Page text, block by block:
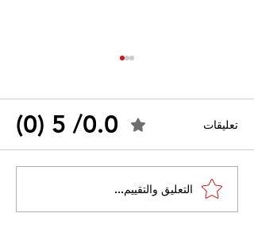
القضاء الإداري يقضي بحل
نقابة "كنابست"
تعليقات 0.0/ 5 (0)
التعليق والتقييم...